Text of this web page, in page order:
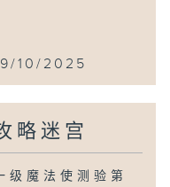
10/2025
略迷宫
级魔法使测验第